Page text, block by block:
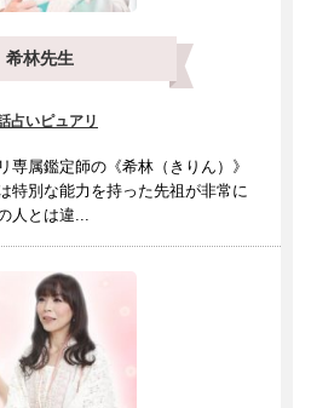
希林先生
占いピュアリ
専属鑑定師の《希林（きりん）》
特別な能力を持った先祖が非常に
人とは違...